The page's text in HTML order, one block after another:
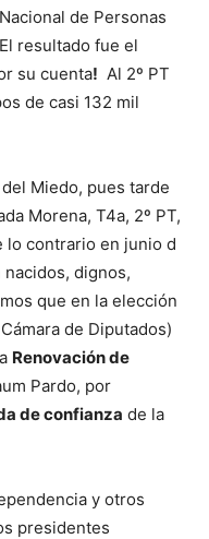
de Personas
resultado fue el
su cuenta! Al 2º PT
de casi 132 mil
Miedo, pues tarde
Morena, T4a, 2º PT,
lo contrario en junio d
dignos,
que en la elección
de Diputados)
Renovación de
Pardo, por
de confianza de la
y otros
presidentes